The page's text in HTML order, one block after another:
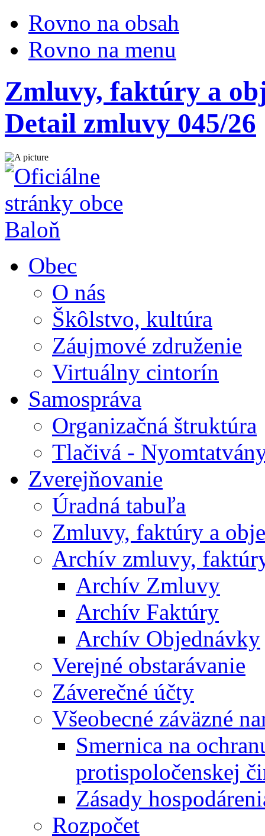
Rovno na obsah
Rovno na menu
Zmluvy, faktúry a
Detail zmluvy 045/26
Obec
O nás
Škôlstvo, kultúra
Záujmové združenie
Virtuálny cintorín
Samospráva
Organizačná štruktúra
Tlačivá -
Zverejňovanie
Úradná tabuľa
Zmluvy, faktúry a
Archív zmluvy,
Archív Zmluvy
Archív Faktúry
Archív Objednávky
Verejné obstarávanie
Záverečné účty
Všeobecné záväzné
Smernica na
protispoločenskej
Zásady
Rozpočet